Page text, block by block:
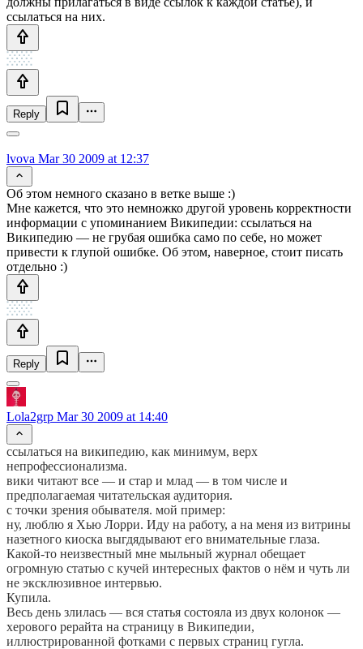
ссылаться на них.
Reply
lvova Mar 30 2009 at 12:37
Об этом немного сказано в ветке выше :)
Мне кажется, что это немножко другой уровень корректности
информации с упоминанием Википедии: ссылаться на
Википедию — не грубая ошибка само по себе, но может
привести к глупой ошибке. Об этом, наверное, стоит писать
отдельно :)
Reply
Lola2grp Mar 30 2009 at 14:40
ссылаться на википедию, как минимум, верх
непрофессионализма.
вики читают все — и стар и млад — в том числе и
предполагаемая читательская аудитория.
с точки зрения обывателя. мой пример:
ну, люблю я Хью Лорри. Иду на работу, а на меня из витрины
назетного киоска выгдядывают его внимательные глаза.
Какой-то неизвестный мне мыльный журнал обещает
огромную статью с кучей интересных фактов о нём и чуть ли
не эксклюзивное интервью.
Купила.
Весь день злилась — вся статья состояла из двух колонок —
херового рерайта на страницу в Википедии,
иллюстрированной фотками с первых страниц гугла.